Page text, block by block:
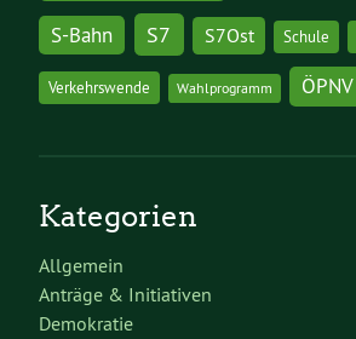
S-Bahn S7 S7Ost Schule
Verkehrswende Wahlprogramm ÖPNV
Kategorien
Allgemein
Anträge & Initiativen
Demokratie